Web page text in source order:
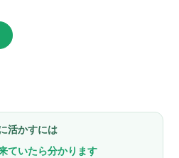
活かすには
ていたら分かります